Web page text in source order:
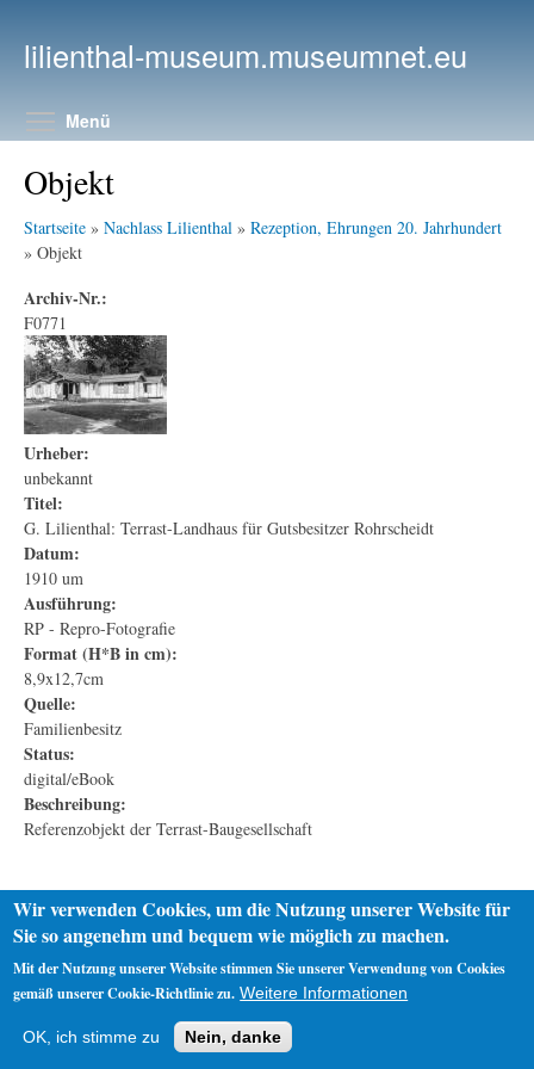
lilienthal-museum.museumnet.eu
Menü
Objekt
Startseite » Nachlass Lilienthal » Rezeption, Ehrungen 20. Jahrhundert
» Objekt
Archiv-Nr.:
F0771
Urheber:
unbekannt
Titel:
G. Lilienthal: Terrast-Landhaus für Gutsbesitzer Rohrscheidt
Datum:
1910 um
Ausführung:
RP - Repro-Fotografie
Format (H*B in cm):
8,9x12,7cm
Quelle:
Familienbesitz
Status:
digital/eBook
Beschreibung:
Referenzobjekt der Terrast-Baugesellschaft
Impressum
Wir verwenden Cookies, um die Nutzung unserer Website für
Sie so angenehm und bequem wie möglich zu machen.
Mit der Nutzung unserer Website stimmen Sie unserer Verwendung von Cookies
gemäß unserer Cookie-Richtlinie zu. Weitere Informationen
OK, ich stimme zu Nein, danke